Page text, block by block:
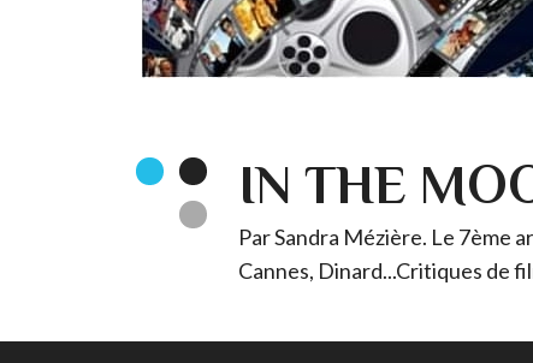
IN THE
Par Sandra Mézière. Le 7ème
Cannes, Dinard...Critiques de